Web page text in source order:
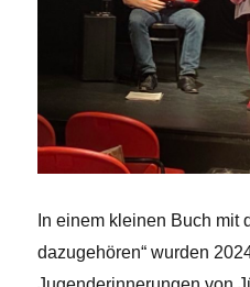
In einem kleinen Buch mit
dazugehören“ wurden